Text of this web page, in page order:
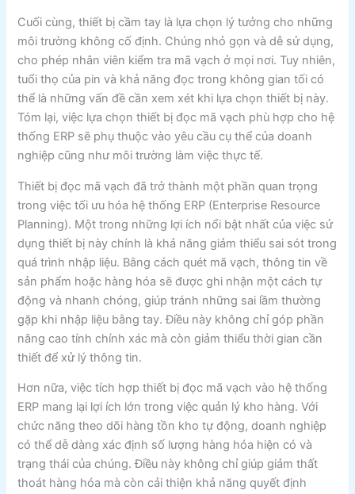
Cuối cùng, thiết bị cầm tay là lựa chọn lý tưởng cho những
môi trường không cố định. Chúng nhỏ gọn và dễ sử dụng,
cho phép nhân viên kiểm tra mã vạch ở mọi nơi. Tuy nhiên,
tuổi thọ của pin và khả năng đọc trong không gian tối có
thể là những vấn đề cần xem xét khi lựa chọn thiết bị này.
Tóm lại, việc lựa chọn thiết bị đọc mã vạch phù hợp cho hệ
thống ERP sẽ phụ thuộc vào yêu cầu cụ thể của doanh
nghiệp cũng như môi trường làm việc thực tế.
Thiết bị đọc mã vạch đã trở thành một phần quan trọng
trong việc tối ưu hóa hệ thống ERP (Enterprise Resource
Planning). Một trong những lợi ích nổi bật nhất của việc sử
dụng thiết bị này chính là khả năng giảm thiểu sai sót trong
quá trình nhập liệu. Bằng cách quét mã vạch, thông tin về
sản phẩm hoặc hàng hóa sẽ được ghi nhận một cách tự
động và nhanh chóng, giúp tránh những sai lầm thường
gặp khi nhập liệu bằng tay. Điều này không chỉ góp phần
nâng cao tính chính xác mà còn giảm thiểu thời gian cần
thiết để xử lý thông tin.
Hơn nữa, việc tích hợp thiết bị đọc mã vạch vào hệ thống
ERP mang lại lợi ích lớn trong việc quản lý kho hàng. Với
chức năng theo dõi hàng tồn kho tự động, doanh nghiệp
có thể dễ dàng xác định số lượng hàng hóa hiện có và
trạng thái của chúng. Điều này không chỉ giúp giảm thất
thoát hàng hóa mà còn cải thiện khả năng quyết định